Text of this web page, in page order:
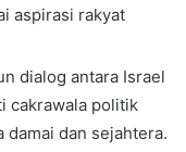
aspirasi rakyat
dialog antara Israel
cakrawala politik
damai dan sejahtera.